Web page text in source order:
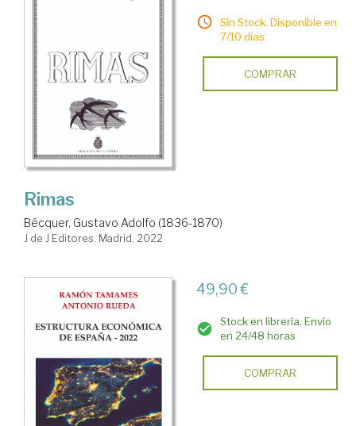
Sin Stock. Disponible en
7/10 días.
COMPRAR
Rimas
Bécquer, Gustavo Adolfo (1836-1870)
J de J Editores. Madrid, 2022
49,90 €
Stock en librería. Envío
en 24/48 horas
COMPRAR